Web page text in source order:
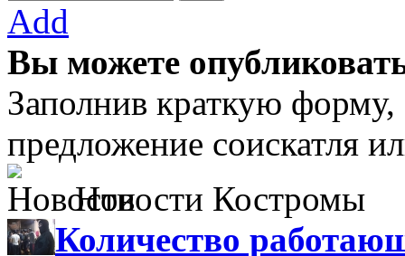
Add
Вы можете
Заполнив краткую
предложение соискатля
Новости Костромы
Количество